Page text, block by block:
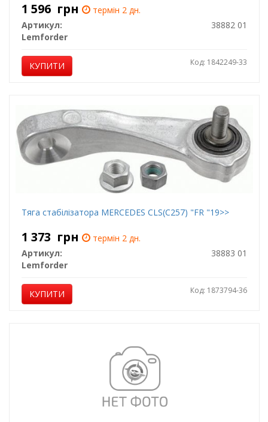
1 596 грн
термін 2 дн.
Артикул:
38882 01
Lemforder
КУПИТИ Код: 1842249-33
Тяга стабілізатора MERCEDES CLS(C257) "FR "19>>
1 373 грн
термін 2 дн.
Артикул:
38883 01
Lemforder
КУПИТИ Код: 1873794-36